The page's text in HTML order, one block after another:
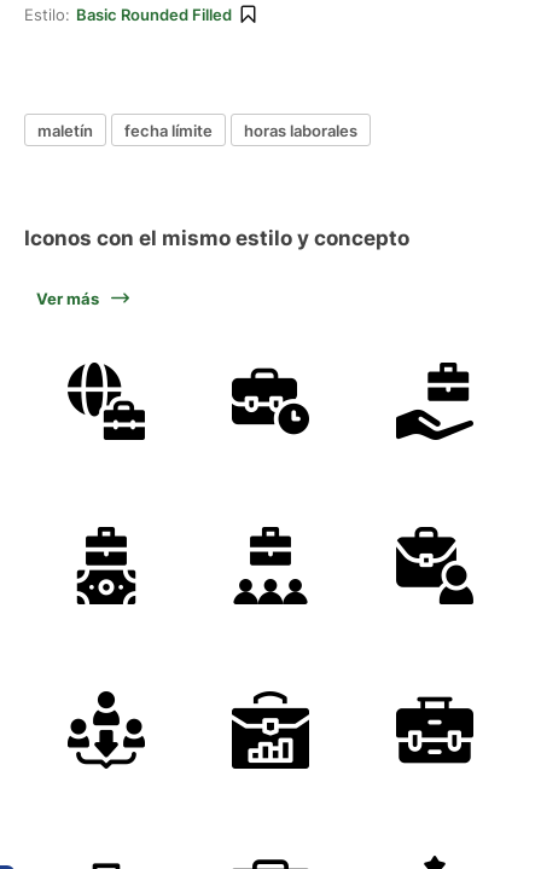
Estilo: Basic Rounded Filled
maletín fecha límite horas laborales
Iconos con el mismo estilo y concepto
Ver más